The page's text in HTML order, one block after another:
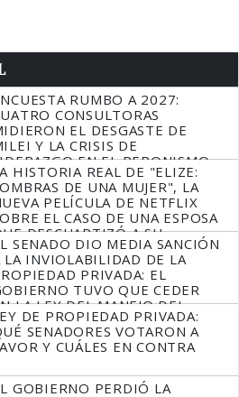
RUMBO A 2027:
CONSULTORAS
EL DESGASTE DE
Y LA CRISIS DE
EN EL PERONISMO
HISTORIA REAL DE "ELIZE:
DE UNA MUJER", LA
PELÍCULA DE NETFLIX
EL CASO DE UNA ESPOSA
DESCUARTIZÓ A SU
SENADO DIO MEDIA SANCIÓN
LA INVIOLABILIDAD DE LA
PRIVADA: EL
TUVO QUE CEDER
LA LEY DEL MANEJO DEL
DE PROPIEDAD PRIVADA:
SENADORES VOTARON A
Y CUÁLES EN CONTRA
GOBIERNO PERDIÓ LA